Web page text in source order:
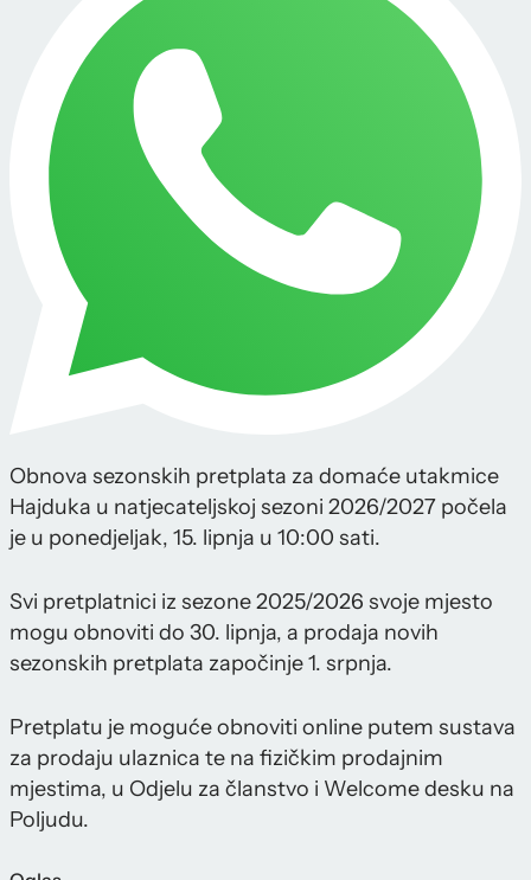
Obnova sezonskih pretplata za domaće utakmice
Hajduka u natjecateljskoj sezoni 2026/2027 počela
je u ponedjeljak, 15. lipnja u 10:00 sati.
Svi pretplatnici iz sezone 2025/2026 svoje mjesto
mogu obnoviti do 30. lipnja, a prodaja novih
sezonskih pretplata započinje 1. srpnja.
Pretplatu je moguće obnoviti online putem sustava
za prodaju ulaznica te na fizičkim prodajnim
mjestima, u Odjelu za članstvo i Welcome desku na
Poljudu.